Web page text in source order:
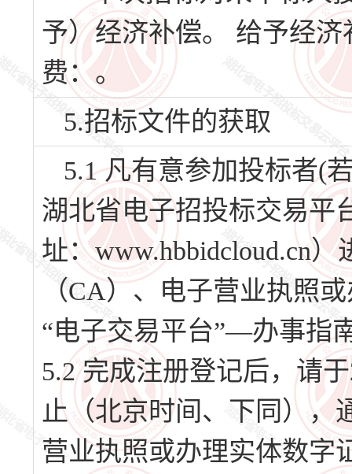
予）经济补偿。 给予经
费：。
5.招标文件的获取
5.1 凡有意参加投标者(
湖北省电子招投标交易平
址：www.hbbidcloud.cn
（CA）、电子营业执照
“电子交易平台”—办事指
5.2 完成注册登记后，请
止（北京时间、下同），
营业执照或办理实体数字